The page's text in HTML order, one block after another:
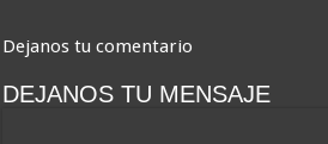
Dejanos tu comentario
DEJANOS TU MENSAJE